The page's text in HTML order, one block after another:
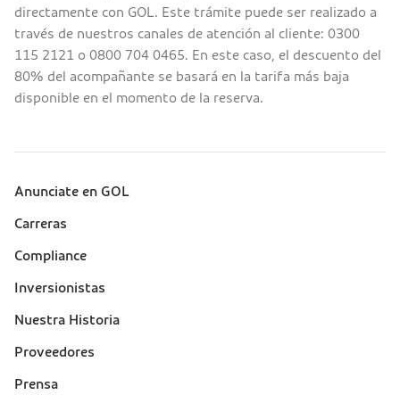
directamente con GOL. Este trámite puede ser realizado a
través de nuestros canales de atención al cliente: 0300
115 2121 o 0800 704 0465. En este caso, el descuento del
80% del acompañante se basará en la tarifa más baja
disponible en el momento de la reserva.
Sobre a Gol (footer)
Anunciate en GOL
Carreras
Compliance
Inversionistas
Nuestra Historia
Proveedores
Prensa